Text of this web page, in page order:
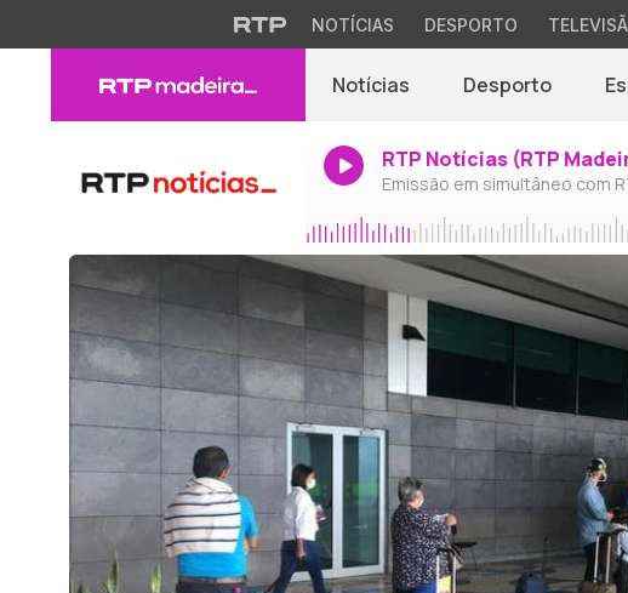
NOTÍCIAS DESPORTO
Notícias Desporto
RTP Notícias (RTP
Emissão em simultâneo com